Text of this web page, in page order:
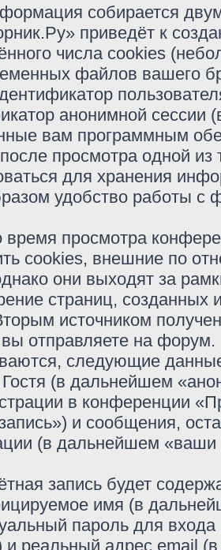
собирается
приведёт к
числа cookies
файлов вашего
анонимной сессии
вам программным
просмотра одной
для хранения
удобство работы с
время просмотра
cookies, внешние по
они выходят за
страниц,
источником
отправляете на
следующие
(в дальнейшем
в конференции
и сообщения,
(в дальнейшем
запись будет
имя (в
пароль для
и реальный адрес email